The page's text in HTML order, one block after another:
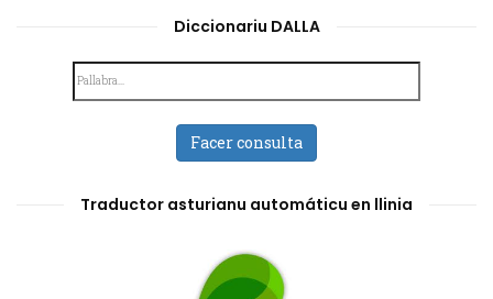
Diccionariu DALLA
Facer consulta
Traductor asturianu automáticu en llinia